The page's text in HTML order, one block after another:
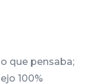
que pensaba;
100%